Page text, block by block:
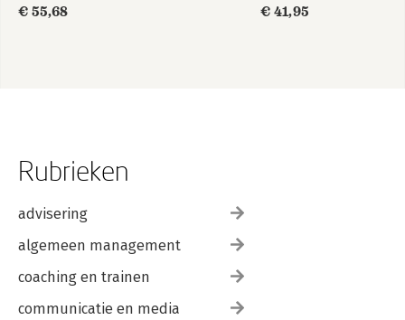
€ 55,68
€ 41,95
Rubrieken
advisering
algemeen management
coaching en trainen
communicatie en media